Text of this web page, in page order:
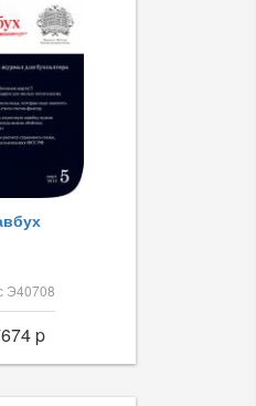
Э40708
p